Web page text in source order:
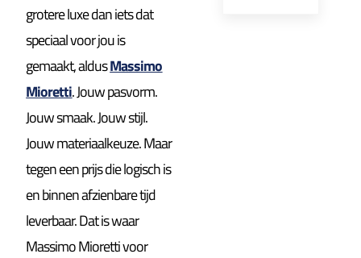
grotere luxe dan iets dat
speciaal voor jou is
gemaakt, aldusMassimo
Mioretti. Jouw pasvorm.
Jouw smaak. Jouw stijl.
Jouw materiaalkeuze. Maar
tegen een prijs die logisch is
en binnen afzienbare tijd
leverbaar. Dat is waar
Massimo Mioretti voor